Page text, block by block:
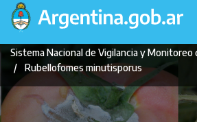
Pasar
contenido
principal
Navegación
principal
Sistema Nacional de Vigilancia y Monitoreo
Rubellofomes minutisporus